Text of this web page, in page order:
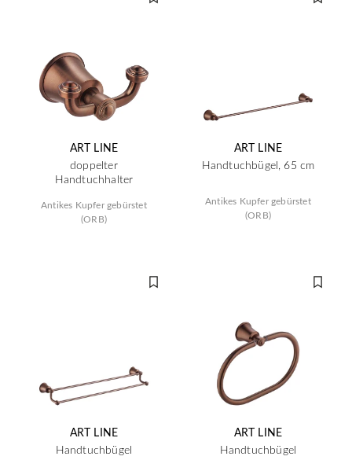
ART LINE
doppelter
Handtuchhalter
Antikes Kupfer gebürstet
(ORB)
ART LINE
Handtuchbügel, 65 cm
Antikes Kupfer gebürstet
(ORB)
ART LINE
Handtuchbügel
ART LINE
Handtuchbügel